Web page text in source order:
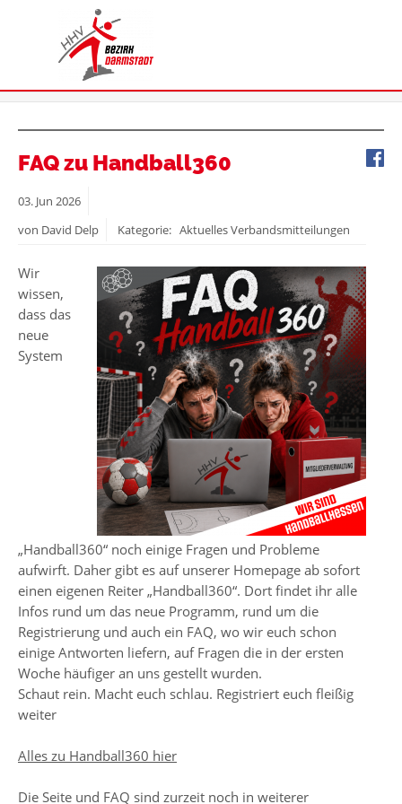
FAQ zu Handball360
03. Jun 2026
von David Delp
Kategorie: Aktuelles Verbandsmitteilungen
Wir
wissen,
dass das
neue
System
„Handball360“ noch einige Fragen und Probleme
aufwirft. Daher gibt es auf unserer Homepage ab sofort
einen eigenen Reiter „Handball360“. Dort findet ihr alle
Infos rund um das neue Programm, rund um die
Registrierung und auch ein FAQ, wo wir euch schon
einige Antworten liefern, auf Fragen die in der ersten
Woche häufiger an uns gestellt wurden.
Schaut rein. Macht euch schlau. Registriert euch fleißig
weiter
Alles zu Handball360 hier
Die Seite und FAQ sind zurzeit noch in weiterer